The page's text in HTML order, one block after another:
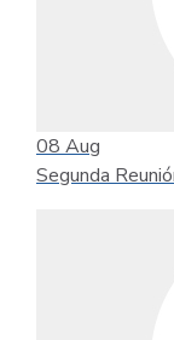
08 Aug
Segunda